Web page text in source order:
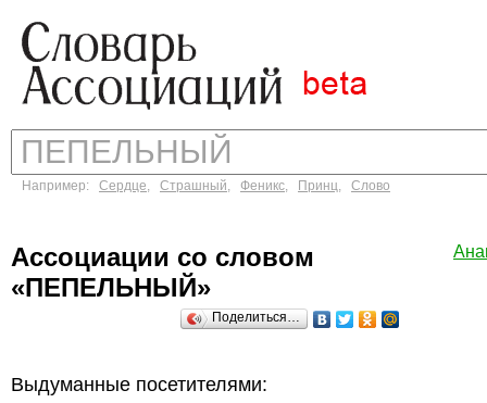
Например: Сердце, Страшный, Феникс, Принц, Слово
Ассоциации со словом
«ПЕПЕЛЬНЫЙ»
Поделиться…
Выдуманные посетителями: